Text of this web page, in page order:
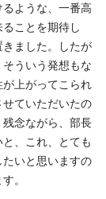
ような、一番高
ことを期待し
ました。したが
ういう発想もな
上がってこられ
ていただいたの
念ながら、部長
、これ、とても
いと思いますの
。